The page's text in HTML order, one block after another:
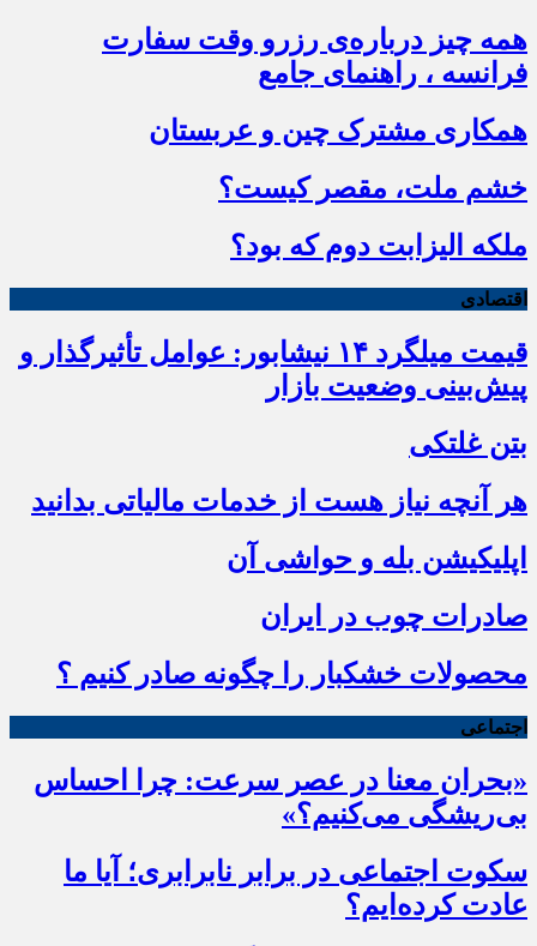
همه چیز درباره‌ی رزرو وقت سفارت
فرانسه ، راهنمای جامع
همکاری مشترک چین و عربستان
خشم ملت، مقصر کیست؟
ملکه الیزابت دوم که بود؟
اقتصادی
قیمت میلگرد ۱۴ نیشابور: عوامل تأثیرگذار و
پیش‌بینی وضعیت بازار
بتن غلتکی
هر آنچه نیاز هست از خدمات مالیاتی بدانید
اپلیکیشن بله و حواشی آن
صادرات چوب در ایران
محصولات خشکبار را چگونه صادر کنیم ؟
اجتماعی
«بحران معنا در عصر سرعت: چرا احساس
بی‌ریشگی می‌کنیم؟»
سکوت اجتماعی در برابر نابرابری؛ آیا ما
عادت کرده‌ایم؟